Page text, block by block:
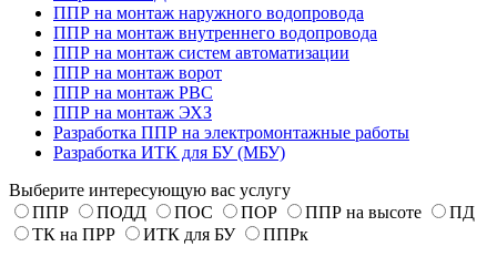
ППР на монтаж наружного водопровода
ППР на монтаж внутреннего водопровода
ППР на монтаж систем автоматизации
ППР на монтаж ворот
ППР на монтаж РВС
ППР на монтаж ЭХЗ
Разработка ППР на электромонтажные работы
Разработка ИТК для БУ (МБУ)
Выберите интересующую вас услугу
ППР
ПОДД ПОС ПОР ППР на высоте
ПД
ТК на ПРР
ИТК для БУ
ППРк